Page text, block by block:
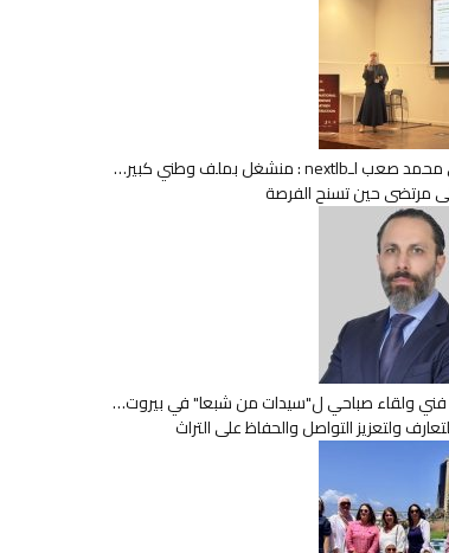
القاضي محمد صعب لـnextlb : منشغل بملف وطني كبير…
مرتضى حين تسنح الفرصة
ولقاء صباحي ل"سيدات من شبعا" في بيروت…
ولتعزيز التواصل والحفاظ على التراث